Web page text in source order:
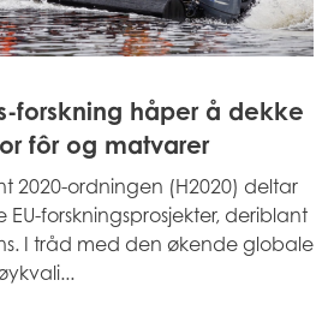
forskning håper å dekke
fôr og matvarer
2020-ordningen (H2020) deltar
EU-forskningsprosjekter, deriblant
I tråd med den økende globale